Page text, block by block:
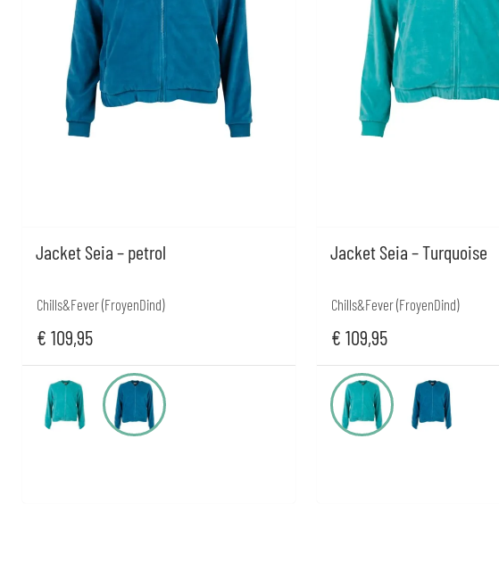
Jacket Seia – petrol
Chills&Fever (FroyenDind)
€ 109,95
Jacket Seia – Turquoise
Chills&Fever (FroyenDind)
€ 109,95